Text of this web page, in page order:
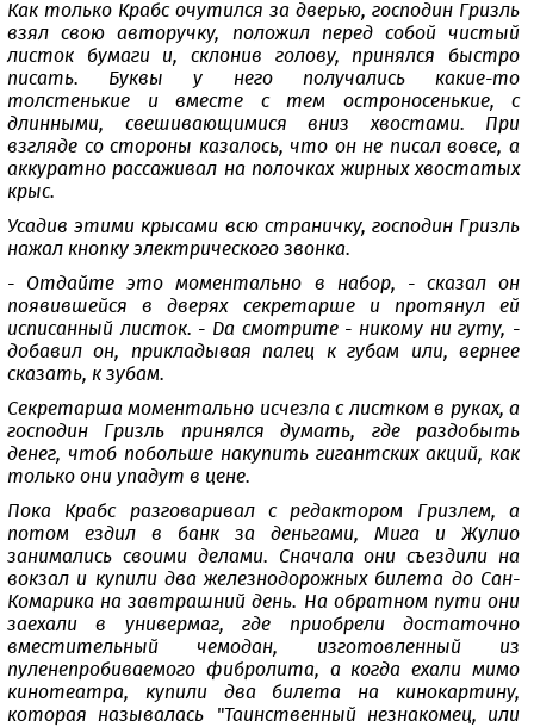
Как только Крабс очутился за дверью, господин Гризль
взял свою авторучку, положил перед собой чистый
листок бумаги и, склонив голову, принялся быстро
писать. Буквы у него получались какие-то
толстенькие и вместе с тем остроносенькие, с
длинными, свешивающимися вниз хвостами. При
взгляде со стороны казалось, что он не писал вовсе, а
аккуратно рассаживал на полочках жирных хвостатых
крыс.
Усадив этими крысами всю страничку, господин Гризль
нажал кнопку электрического звонка.
- Отдайте это моментально в набор, - сказал он
появившейся в дверях секретарше и протянул ей
исписанный листок. - Да смотрите - никому ни гуту, -
добавил он, прикладывая палец к губам или, вернее
сказать, к зубам.
Секретарша моментально исчезла с листком в руках, а
господин Гризль принялся думать, где раздобыть
денег, чтоб побольше накупить гигантских акций, как
только они упадут в цене.
Пока Крабс разговаривал с редактором Гризлем, а
потом ездил в банк за деньгами, Мига и Жулио
занимались своими делами. Сначала они съездили на
вокзал и купили два железнодорожных билета до Сан-
Комарика на завтрашний день. На обратном пути они
заехали в универмаг, где приобрели достаточно
вместительный чемодан, изготовленный из
пуленепробиваемого фибролита, а когда ехали мимо
кинотеатра, купили два билета на кинокартину,
которая называлась "Таинственный незнакомец, или